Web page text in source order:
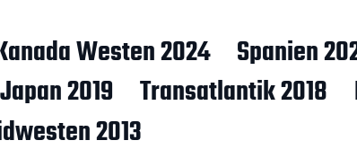
Westen 2024 Spanien
Japan 2019 Transatlantik 2018
2013